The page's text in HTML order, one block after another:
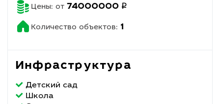
Цены: от 74000000 q
Количество объектов: 1
Инфраструктура
Детский сад
Школа